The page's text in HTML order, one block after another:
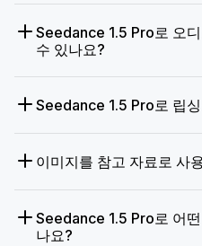
Seedance 1.5 Pro로 오
수 있나요?
Seedance 1.5 Pro로 립
이미지를 참고 자료로 사
Seedance 1.5 Pro로 어
나요?